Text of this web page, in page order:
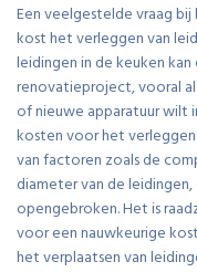
Een veelgestelde vraag
kost het verleggen van
leidingen in de keuken
renovatieproject, vooral
of nieuwe apparatuur wilt
kosten voor het verleggen
van factoren zoals de
diameter van de
opengebroken. Het is
voor een nauwkeurige
het verplaatsen van